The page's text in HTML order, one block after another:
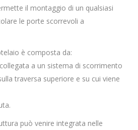
il montaggio di un qualsiasi
le porte scorrevoli a
è composta da:
a un sistema di scorrimento
traversa superiore e su cui viene
può venire integrata nelle